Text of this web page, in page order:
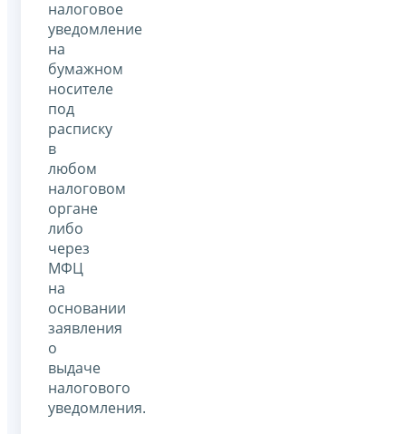
налоговое
уведомление
на
бумажном
носителе
под
расписку
в
любом
налоговом
органе
либо
через
МФЦ
на
основании
заявления
о
выдаче
налогового
уведомления.